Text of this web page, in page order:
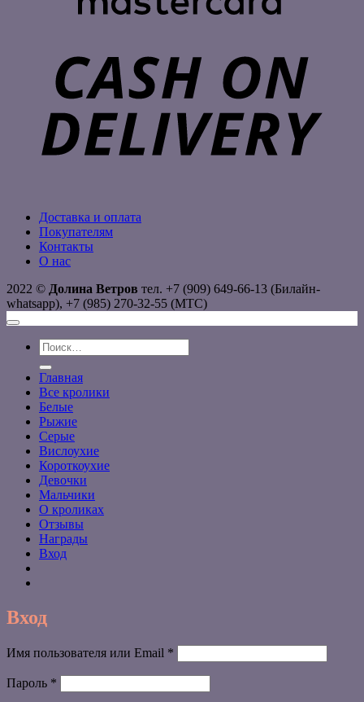
Доставка и оплата
Покупателям
Контакты
О нас
2022 © Долина Ветров тел. +7 (909) 649-66-13 (Билайн-
whatsapp), +7 (985) 270-32-55 (МТС)
Искать:
Главная
Все кролики
Белые
Рыжие
Серые
Вислоухие
Короткоухие
Девочки
Мальчики
О кроликах
Отзывы
Награды
Вход
Вход
Имя пользователя или Email *
Пароль *